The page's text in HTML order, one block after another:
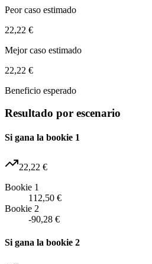
Peor caso estimado
22,22 €
Mejor caso estimado
22,22 €
Beneficio esperado
Resultado por escenario
Si gana la bookie 1
22,22 €
Bookie 1
112,50 €
Bookie 2
-90,28 €
Si gana la bookie 2